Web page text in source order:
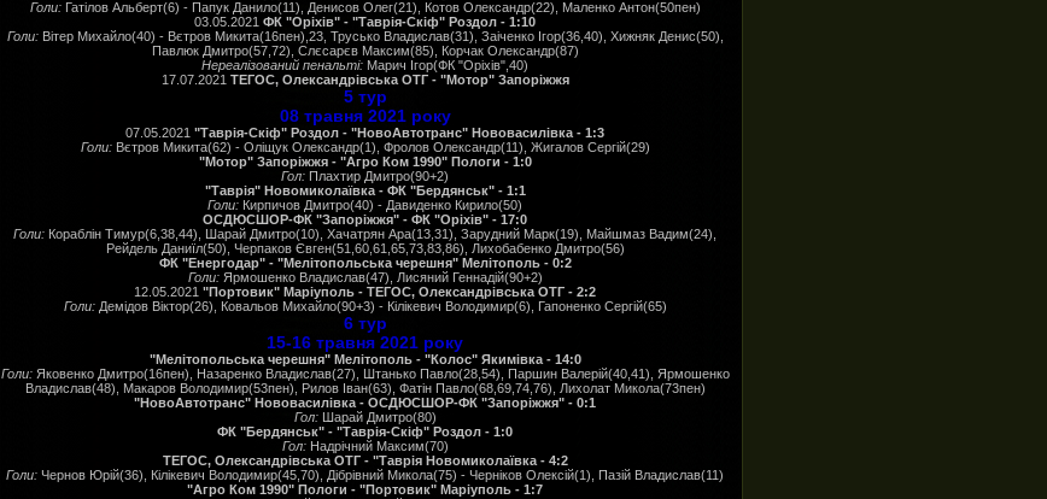
Голи:Гатілов Альберт(6) - Папук Данило(11), Денисов Олег(21), Котов Олександр(22), Маленко Антон(50пен)
03.05.2021 ФК "Оріхів" - "Таврія-Скіф" Роздол - 1:10
Голи: Вітер Михайло(40) - Вєтров Микита(16пен),23, Трусько Владислав(31), Заіченко Ігор(36,40), Хижняк Денис(50),
Павлюк Дмитро(57,72), Слєсарєв Максим(85), Корчак Олександр(87)
Нереалізований пенальті: Марич Ігор(ФК "Оріхів",40)
17.07.2021 ТЕГОС, Олександрівська ОТГ - "Мотор" Запоріжжя
5 тур
08 травня 2021 року
07.05.2021 "Таврія-Скіф" Роздол - "НовоАвтотранс" Нововасилівка - 1:3
Голи: Вєтров Микита(62) - Оліщук Олександр(1), Фролов Олександр(11), Жигалов Сергій(29)
"Мотор" Запоріжжя - "Агро Ком 1990" Пологи - 1:0
Гол: Плахтир Дмитро(90+2)
"Таврія" Новомиколаївка - ФК "Бердянськ" - 1:1
Голи: Кирпичов Дмитро(40) - Давиденко Кирило(50)
ОСДЮСШОР-ФК "Запоріжжя" - ФК "Оріхів" - 17:0
Голи: Кораблін Тимур(6,38,44), Шарай Дмитро(10), Хачатрян Ара(13,31), Зарудний Марк(19), Майшмаз Вадим(24),
Рейдель Даниїл(50), Черпаков Євген(51,60,61,65,73,83,86), Лихобабенко Дмитро(56)
ФК "Енергодар" - "Мелітопольська черешня" Мелітополь - 0:2
Голи: Ярмошенко Владислав(47), Лисяний Геннадій(90+2)
12.05.2021 "Портовик" Маріуполь - ТЕГОС, Олександрівська ОТГ - 2:2
Голи:Демідов Віктор(26), Ковальов Михайло(90+3) - Кілікевич Володимир(6), Гапоненко Сергій(65)
6 тур
15-16 травня 2021 року
"Мелітопольська черешня" Мелітополь - "Колос" Якимівка - 14:0
Голи: Яковенко Дмитро(16пен), Назаренко Владислав(27), Штанько Павло(28,54), Паршин Валерій(40,41), Ярмошенко
Владислав(48), Макаров Володимир(53пен), Рилов Іван(63), Фатін Павло(68,69,74,76), Лихолат Микола(73пен)
"НовоАвтотранс" Нововасилівка - ОСДЮСШОР-ФК "Запоріжжя" - 0:1
Гол:Шарай Дмитро(80)
ФК "Бердянськ" - "Таврія-Скіф" Роздол - 1:0
Гол: Надрічний Максим(70)
ТЕГОС, Олександрівська ОТГ - "Таврія Новомиколаївка - 4:2
Голи: Чернов Юрій(36), Кілікевич Володимир(45,70), Дібрівний Микола(75) - Черніков Олексій(1), Пазій Владислав(11)
"Агро Ком 1990" Пологи - "Портовик" Маріуполь - 1:7